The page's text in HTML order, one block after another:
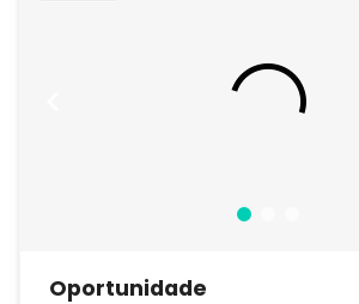
Oportunidade